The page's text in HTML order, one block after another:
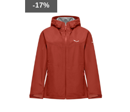
-17%